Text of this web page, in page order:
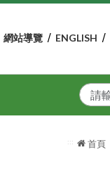
網站導覽 ENGLISH
::: 首頁